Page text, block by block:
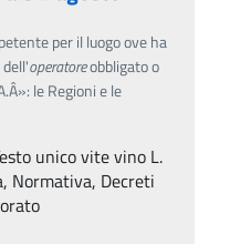
per il luogo ove ha
operatoreobbligato o
le Regioni e le
unico vite vino L.
Normativa, Decreti